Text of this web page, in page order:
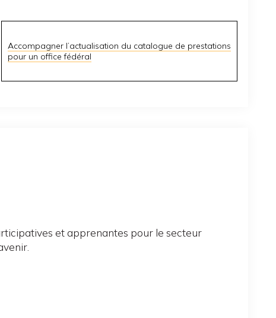
Accompagner l’actualisation du catalogue de prestations
pour un office fédéral
et apprenantes pour le secteur